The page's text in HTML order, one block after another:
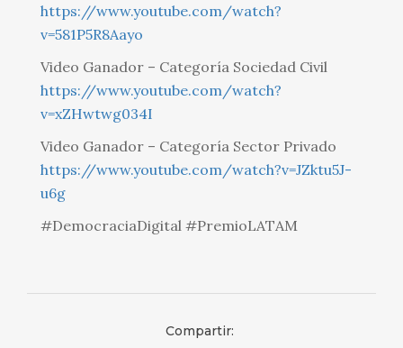
https://www.youtube.com/watch?
v=581P5R8Aayo
Video Ganador – Categoría Sociedad Civil
https://www.youtube.com/watch?
v=xZHwtwg034I
Video Ganador – Categoría Sector Privado
https://www.youtube.com/watch?v=JZktu5J-
u6g
#DemocraciaDigital #PremioLATAM
Compartir: